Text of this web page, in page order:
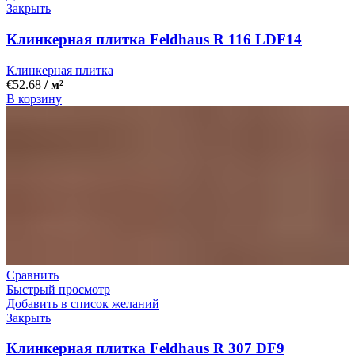
Закрыть
Клинкерная плитка Feldhaus R 116 LDF14
Клинкерная плитка
€52.68 / м²
В корзину
Сравнить
Быстрый просмотр
Добавить в список желаний
Закрыть
Клинкерная плитка Feldhaus R 307 DF9